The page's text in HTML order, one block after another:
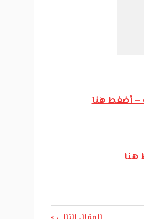
– أضغط هنا
هنا